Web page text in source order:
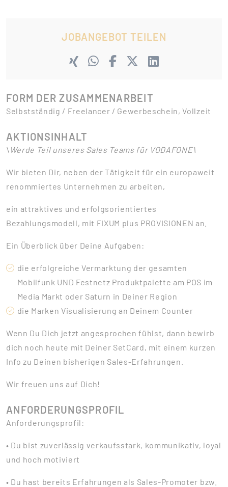
JOBANGEBOT TEILEN
FORM DER ZUSAMMENARBEIT
Selbstständig / Freelancer / Gewerbeschein, Vollzeit
AKTIONSINHALT
\ Werde Teil unseres Sales Teams für VODAFONE\
Wir bieten Dir, neben der Tätigkeit für ein europaweit
renommiertes Unternehmen zu arbeiten,
ein attraktives und erfolgsorientiertes
Bezahlungsmodell, mit FIXUM plus PROVISIONEN an.
Ein Überblick über Deine Aufgaben:
die erfolgreiche Vermarktung der gesamten
Mobilfunk UND Festnetz Produktpalette am POS im
Media Markt oder Saturn in Deiner Region
die Marken Visualisierung an Deinem Counter
Wenn Du Dich jetzt angesprochen fühlst, dann bewirb
dich noch heute mit Deiner SetCard, mit einem kurzen
Info zu Deinen bisherigen Sales-Erfahrungen.
Wir freuen uns auf Dich!
ANFORDERUNGSPROFIL
Anforderungsprofil:
• Du bist zuverlässig verkaufsstark, kommunikativ, loyal
und hoch motiviert
• Du hast bereits Erfahrungen als Sales-Promoter bzw.